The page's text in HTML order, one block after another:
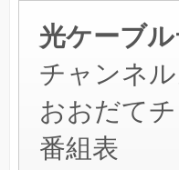
光ケーブ
チャンネ
おおだて
番組表